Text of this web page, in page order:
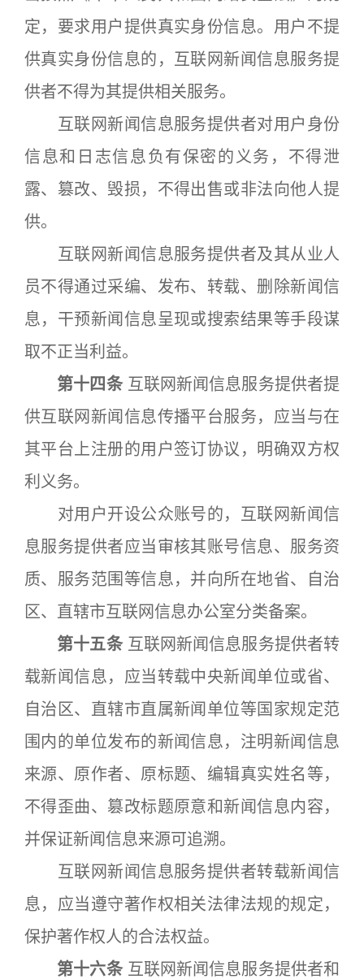
定，要求用户提供真实身份信息。用户不提
供真实身份信息的，互联网新闻信息服务提
供者不得为其提供相关服务。
互联网新闻信息服务提供者对用户身份
信息和日志信息负有保密的义务，不得泄
露、篡改、毁损，不得出售或非法向他人提
供。
互联网新闻信息服务提供者及其从业人
员不得通过采编、发布、转载、删除新闻信
息，干预新闻信息呈现或搜索结果等手段谋
取不正当利益。
第十四条互联网新闻信息服务提供者提
供互联网新闻信息传播平台服务，应当与在
其平台上注册的用户签订协议，明确双方权
利义务。
对用户开设公众账号的，互联网新闻信
息服务提供者应当审核其账号信息、服务资
质、服务范围等信息，并向所在地省、自治
区、直辖市互联网信息办公室分类备案。
第十五条互联网新闻信息服务提供者转
载新闻信息，应当转载中央新闻单位或省、
自治区、直辖市直属新闻单位等国家规定范
围内的单位发布的新闻信息，注明新闻信息
来源、原作者、原标题、编辑真实姓名等，
不得歪曲、篡改标题原意和新闻信息内容，
并保证新闻信息来源可追溯。
互联网新闻信息服务提供者转载新闻信
息，应当遵守著作权相关法律法规的规定，
保护著作权人的合法权益。
第十六条互联网新闻信息服务提供者和